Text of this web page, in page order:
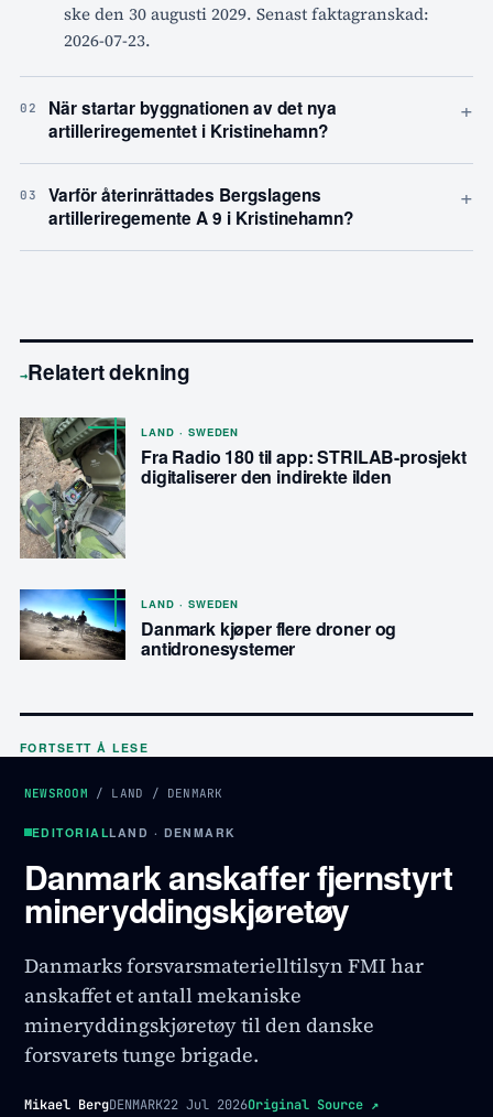
ske den 30 augusti 2029. Senast faktagranskad:
2026-07-23.
02
När startar byggnationen av det nya
artilleriregementet i Kristinehamn?
+
03
Varför återinrättades Bergslagens
artilleriregemente A 9 i Kristinehamn?
+
→Relatert dekning
LAND · SWEDEN
Fra Radio 180 til app: STRILAB-prosjekt
digitaliserer den indirekte ilden
LAND · SWEDEN
Danmark kjøper flere droner og
antidronesystemer
FORTSETT Å LESE
NEWSROOM / LAND / DENMARK
EDITORIALLAND · DENMARK
Danmark anskaffer fjernstyrt
mineryddingskjøretøy
Danmarks forsvarsmaterielltilsyn FMI har
anskaffet et antall mekaniske
mineryddingskjøretøy til den danske
forsvarets tunge brigade.
Mikael BergDENMARK22 Jul 2026Original Source ↗